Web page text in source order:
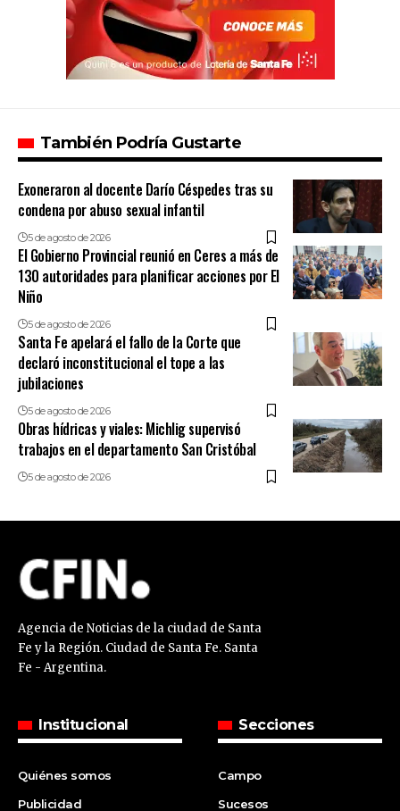
También Podría Gustarte
Exoneraron al docente Darío Céspedes tras su
condena por abuso sexual infantil
5 de agosto de 2026
El Gobierno Provincial reunió en Ceres a más de
130 autoridades para planificar acciones por El
Niño
5 de agosto de 2026
Santa Fe apelará el fallo de la Corte que
declaró inconstitucional el tope a las
jubilaciones
5 de agosto de 2026
Obras hídricas y viales: Michlig supervisó
trabajos en el departamento San Cristóbal
5 de agosto de 2026
Agencia de Noticias de la ciudad de Santa
Fe y la Región. Ciudad de Santa Fe. Santa
Fe - Argentina.
Institucional
Quiénes somos
Publicidad
Secciones
Campo
Sucesos